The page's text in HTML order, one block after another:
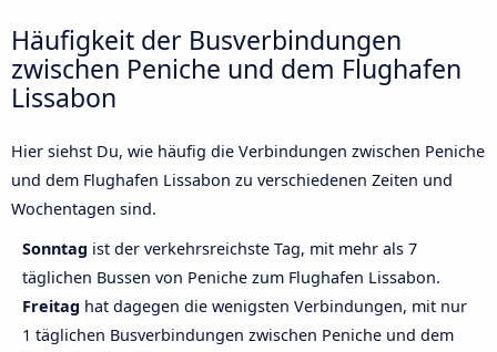
Häufigkeit der Busverbindungen
zwischen Peniche und dem Flughafen
Lissabon
Hier siehst Du, wie häufig die Verbindungen zwischen Peniche
und dem Flughafen Lissabon zu verschiedenen Zeiten und
Wochentagen sind.
Sonntag ist der verkehrsreichste Tag, mit mehr als 7
täglichen Bussen von Peniche zum Flughafen Lissabon.
Freitag hat dagegen die wenigsten Verbindungen, mit nur
1 täglichen Busverbindungen zwischen Peniche und dem